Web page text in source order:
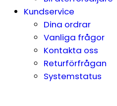
Kundservice
Dina ordrar
Vanliga frågor
Kontakta oss
Returförfrågan
Systemstatus